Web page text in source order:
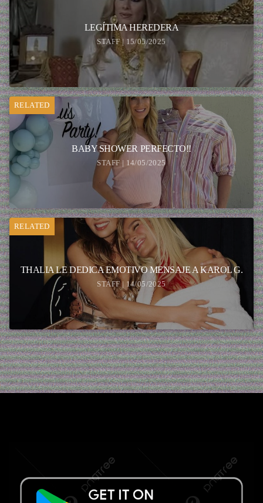
LEGÍTIMA HEREDERA
STAFF | 15/05/2025
RELATED
BABY SHOWER PERFECTO!!
STAFF | 14/05/2025
RELATED
THALIA LE DEDICA EMOTIVO MENSAJE A KAROL G.
STAFF | 14/05/2025